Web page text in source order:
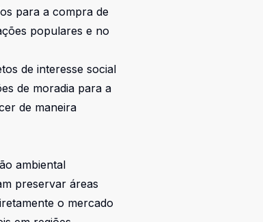
para a compra de
populares e no
de interesse social
de moradia para a
de maneira
ambiental
preservar áreas
o mercado